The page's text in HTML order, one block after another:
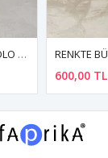
RENKTE BÜYÜK BEDEN POLO YAKA SİYAH ELBİSE
600,00 TL